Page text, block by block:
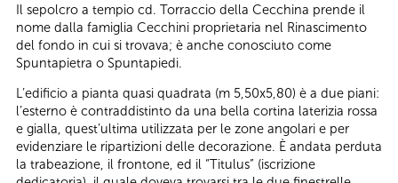
Il sepolcro a tempio cd. Torraccio della Cecchina prende il
nome dalla famiglia Cecchini proprietaria nel Rinascimento
del fondo in cui si trovava; è anche conosciuto come
Spuntapietra o Spuntapiedi.
L’edificio a pianta quasi quadrata (m 5,50x5,80) è a due piani:
l’esterno è contraddistinto da una bella cortina laterizia rossa
e gialla, quest’ultima utilizzata per le zone angolari e per
evidenziare le ripartizioni delle decorazione. È andata perduta
la trabeazione, il frontone, ed il “Titulus” (iscrizione